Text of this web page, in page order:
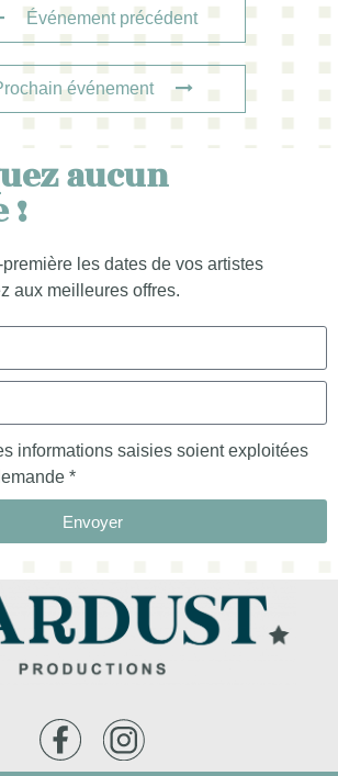
Événement précédent
événement
aucun
!
les dates de vos artistes
aux meilleures offres.
informations saisies soient exploitées
*
Envoyer